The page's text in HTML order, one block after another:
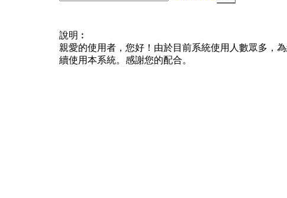
說明︰
親愛的使用者，您好！由於目前系統使用人數眾多，
續使用本系統。感謝您的配合。